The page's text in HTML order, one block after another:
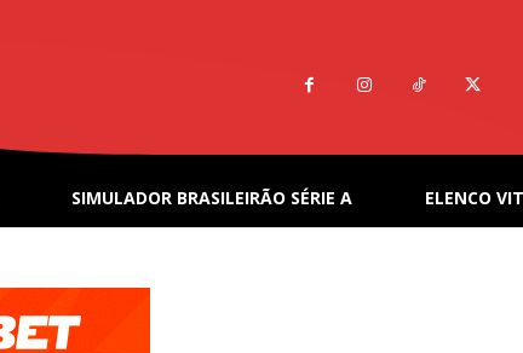
SIMULADOR BRASILEIRÃO SÉRIE A ELENCO